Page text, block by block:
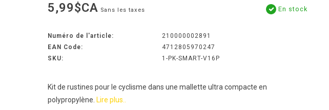
5,99$CA Sans les taxes En stock
Numéro de l'article:
210000002891
EAN Code:
4712805970247
SKU:
1-PK-SMART-V16P
Kit de rustines pour le cyclisme dans une mallette ultra compacte en
polypropylène. Lire plus..